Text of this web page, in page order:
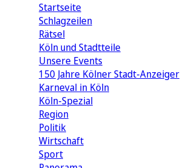
Startseite
Schlagzeilen
Rätsel
Köln und Stadtteile
Unsere Events
150 Jahre Kölner Stadt-Anzeiger
Karneval in Köln
Köln-Spezial
Region
Politik
Wirtschaft
Sport